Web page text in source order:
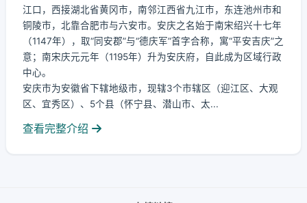
江口，西接湖北省黄冈市，南邻江西省九江市，东连池州市和
铜陵市，北靠合肥市与六安市。安庆之名始于南宋绍兴十七年
（1147年），取“同安郡”与“德庆军”首字合称，寓“平安吉庆”之
意；南宋庆元元年（1195年）升为安庆府，自此成为区域行政
中心。
安庆市为安徽省下辖地级市，现辖3个市辖区（迎江区、大观
区、宜秀区）、5个县（怀宁县、潜山市、太...
查看完整介绍